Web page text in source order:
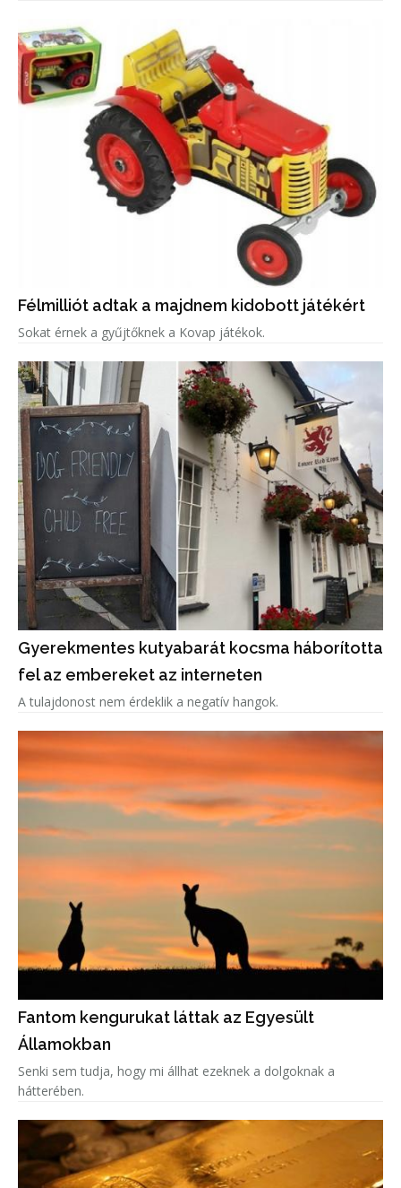
Félmilliót adtak a majdnem kidobott játékért
Sokat érnek a gyűjtőknek a Kovap játékok.
Gyerekmentes kutyabarát kocsma háborította
fel az embereket az interneten
A tulajdonost nem érdeklik a negatív hangok.
Fantom kengurukat láttak az Egyesült
Államokban
Senki sem tudja, hogy mi állhat ezeknek a dolgoknak a
hátterében.